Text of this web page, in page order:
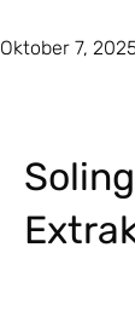
Oktober 7,